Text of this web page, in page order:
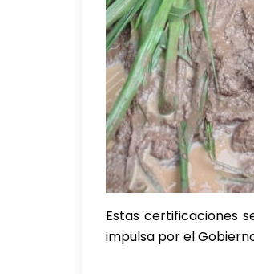
Estas certificaciones
impulsa por el